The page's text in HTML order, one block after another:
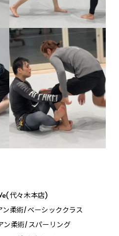
代々木本店)
柔術/ベーシッククラス
柔術/スパーリング